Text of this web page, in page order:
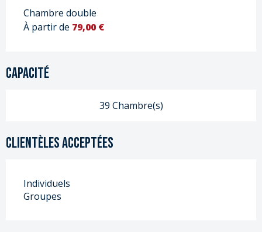
Chambre double
À partir de 79,00 €
Capacité
39 Chambre(s)
Clientèles acceptées
Individuels
Groupes